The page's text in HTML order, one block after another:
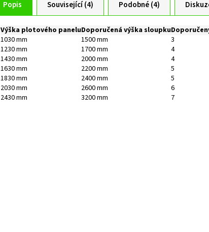
Popis Související (4) Podobné (4)
Výška plotového paneluDoporučená výška sloupku
1030 mm
1500 mm
3
1230 mm
1700 mm
4
1430 mm
2000 mm
4
1630 mm
2200 mm
5
1830 mm
2400 mm
5
2030 mm
2600 mm
6
2430 mm
3200 mm 7